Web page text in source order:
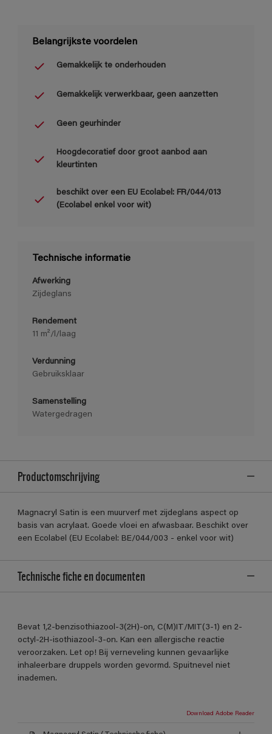
Belangrijkste voordelen
Gemakkelijk te onderhouden
Gemakkelijk verwerkbaar, geen aanzetten
Geen geurhinder
Hoogdecoratief door groot aanbod aan
kleurtinten
beschikt over een EU Ecolabel: FR/044/013
(Ecolabel enkel voor wit)
Technische informatie
Afwerking
Zijdeglans
Rendement
11 m²/l/laag
Verdunning
Gebruiksklaar
Samenstelling
Watergedragen
Productomschrijving
Magnacryl Satin is een muurverf met zijdeglans aspect op
basis van acrylaat. Goede vloei en afwasbaar. Beschikt over
een Ecolabel (EU Ecolabel: BE/044/003 - enkel voor wit)
Technische fiche en documenten
Bevat 1,2-benzisothiazool-3(2H)-on, C(M)IT/MIT(3-1) en 2-
octyl-2H-isothiazool-3-on. Kan een allergische reactie
veroorzaken. Let op! Bij verneveling kunnen gevaarlijke
inhaleerbare druppels worden gevormd. Spuitnevel niet
inademen.
Download Adobe Reader